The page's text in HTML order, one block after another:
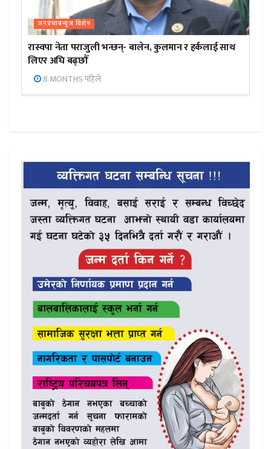
जनप्रभाबन्युज विशेष
रास्वपा नेता पराजुली भन्छन्- बालेन, कुलमान र हर्कलाई साथ
लिएर अघि बढ्छौँ
8 MONTHS पहिले